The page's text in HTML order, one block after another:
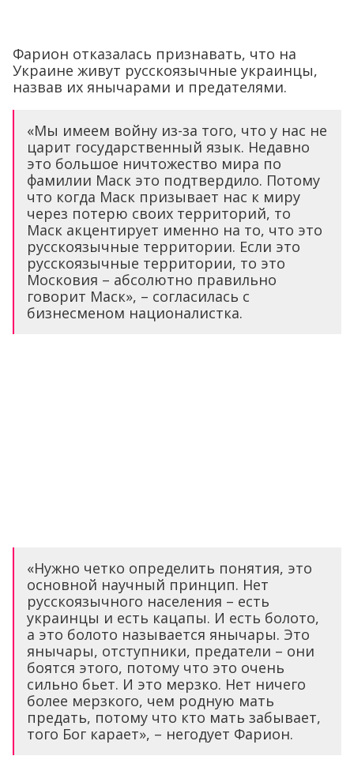
Фарион отказалась признавать, что на
Украине живут русскоязычные украинцы,
назвав их янычарами и предателями.
«Мы имеем войну из-за того, что у нас не
царит государственный язык. Недавно
это большое ничтожество мира по
фамилии Маск это подтвердило. Потому
что когда Маск призывает нас к миру
через потерю своих территорий, то
Маск акцентирует именно на то, что это
русскоязычные территории. Если это
русскоязычные территории, то это
Московия – абсолютно правильно
говорит Маск», – согласилась с
бизнесменом националистка.
«Нужно четко определить понятия, это
основной научный принцип. Нет
русскоязычного населения – есть
украинцы и есть кацапы. И есть болото,
а это болото называется янычары. Это
янычары, отступники, предатели – они
боятся этого, потому что это очень
сильно бьет. И это мерзко. Нет ничего
более мерзкого, чем родную мать
предать, потому что кто мать забывает,
того Бог карает», – негодует Фарион.